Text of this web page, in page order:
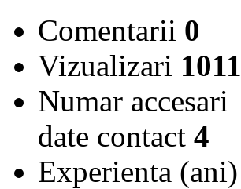
Comentarii 0
Vizualizari 1011
Numar accesari
date contact 4
Experienta (ani)